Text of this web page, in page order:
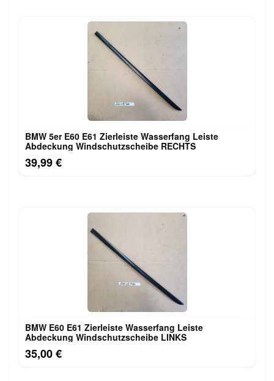
BMW 5er E60 E61 Zierleiste Wasserfang Leiste
Abdeckung Windschutzscheibe RECHTS
39,99 €
BMW E60 E61 Zierleiste Wasserfang Leiste
Abdeckung Windschutzscheibe LINKS
35,00 €